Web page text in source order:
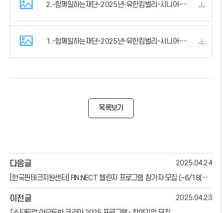
2.-함께일하는재단-2025년-유한킴벌리-시니어-임팩트-펠로우십-포스터.jpg
1.-함께일하는재단-2025년-유한킴벌리-시니어-임팩트-펠로우십-공고문-3.hwp
목록보기
다음글
[한국핀테크지원센터] FIN:NECT 챌린지 프로그램 참가자 모집 (~6/18(수)까지)
2025.04.24
이전글 2025.04.23